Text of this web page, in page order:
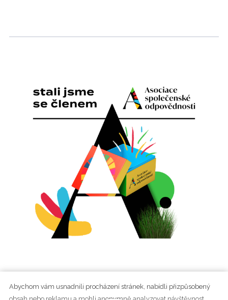
+420 737 282 783
Abychom vám usnadnili procházení stránek, nabídli přizpůsobený